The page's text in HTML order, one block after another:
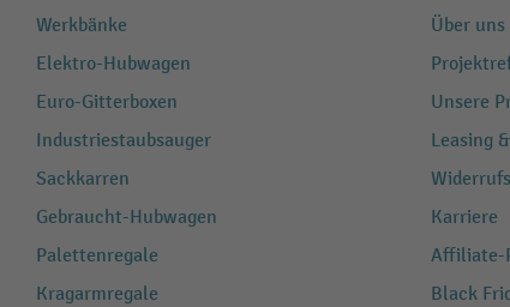
Werkbänke
Elektro-Hubwagen
Euro-Gitterboxen
Industriestaubsauger
Sackkarren
Gebraucht-Hubwagen
Palettenregale
Kragarmregale
Über uns
Unsere
Leasing
Karriere
Affiliate-
Black